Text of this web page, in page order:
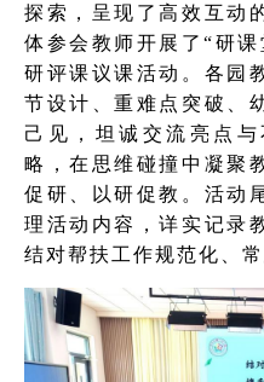
探索，呈现了高效互动
体参会教师开展了“研
研评课议课活动。各园
节设计、重难点突破、
己见，坦诚交流亮点
略，在思维碰撞中凝聚
促研、以研促教。活动
理活动内容，详实记录
结对帮扶工作规范化、